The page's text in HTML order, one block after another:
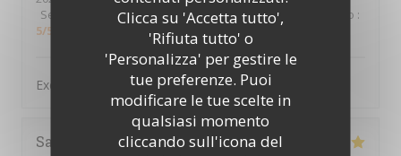
Clicca su 'Accetta tutto',
'Rifiuta tutto' o
'Personalizza' per gestire le
tue preferenze. Puoi
modificare le tue scelte in
qualsiasi momento
cliccando sull'icona del
Servizio
Atmosfera: 5/5 Cucina :5/5 Qualità / Prezzo :
5/5
Excellent. Très bon accueil et cuisine raffinée
Sandra